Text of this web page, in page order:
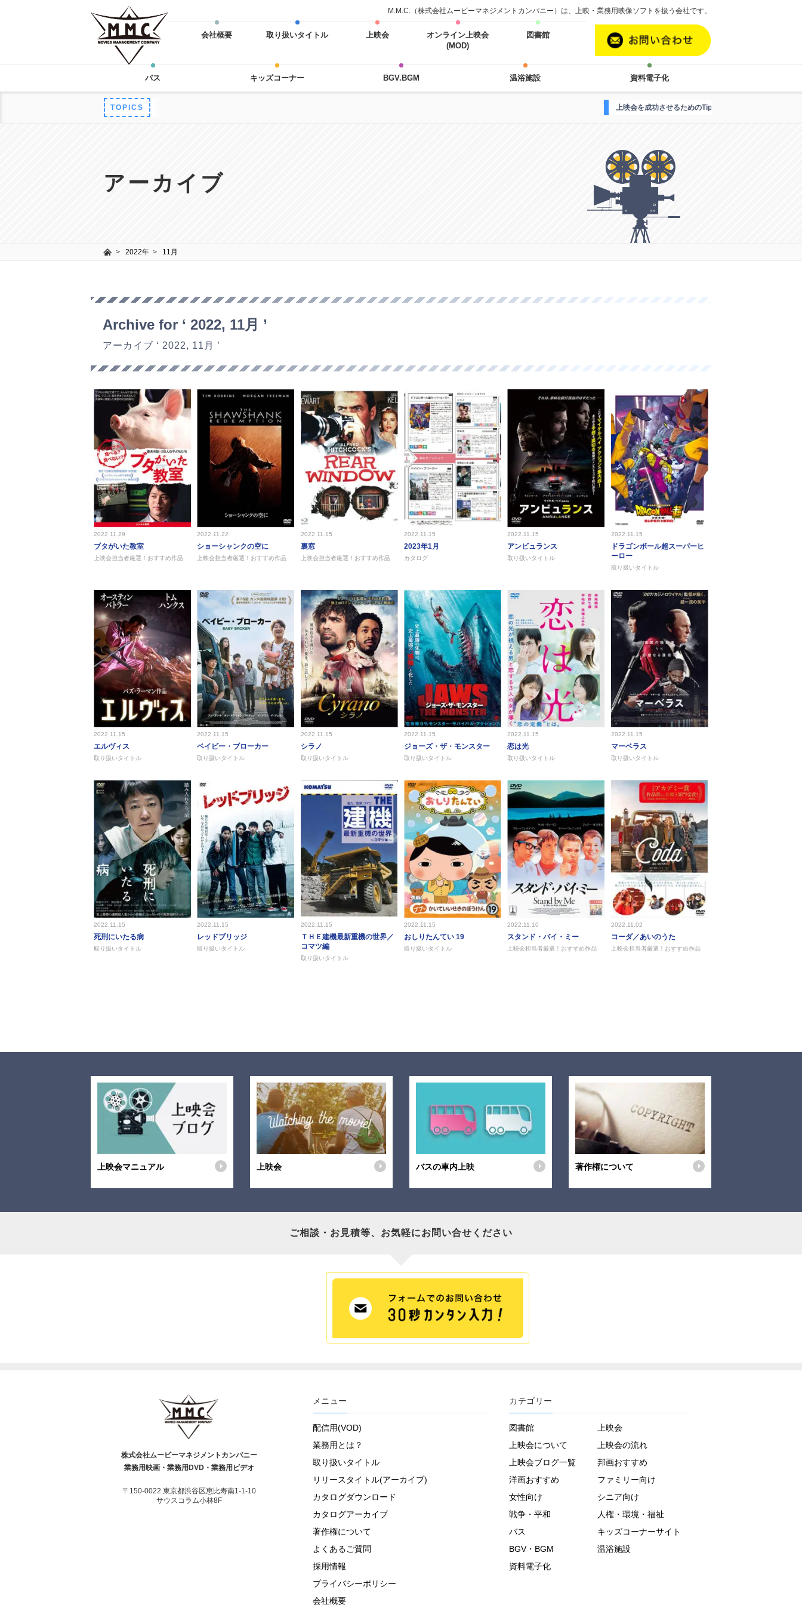
M.M.C.（株式会社ムービーマネジメントカンパニー）は、上映・業務用映像ソフトを扱う会社です。
会社概要 取り扱いタイトル 上映会
オンライン上映会
(MOD)
図書館
バス キッズコーナー BGV.BGM 温浴施設 資料電子化
TOPICS 上映会を成功させるためのTipsはこちら
アーカイブ
2022年 11月
Archive for ‘ 2022, 11月 ’
アーカイブ ‘ 2022, 11月 ’
2022.11.29
ブタがいた教室
上映会担当者厳選！おすすめ作品
2022.11.22
ショーシャンクの空に
上映会担当者厳選！おすすめ作品
2022.11.15
裏窓
上映会担当者厳選！おすすめ作品
2022.11.15
2023年1月
カタログ
2022.11.15
アンビュランス
取り扱いタイトル
2022.11.15
ドラゴンボール超スーパーヒ
ーロー
取り扱いタイトル
2022.11.15
エルヴィス
取り扱いタイトル
2022.11.15
ベイビー・ブローカー
取り扱いタイトル
2022.11.15
シラノ
取り扱いタイトル
2022.11.15
ジョーズ・ザ・モンスター
取り扱いタイトル
2022.11.15
恋は光
取り扱いタイトル
2022.11.15
マーベラス
取り扱いタイトル
2022.11.15
死刑にいたる病
取り扱いタイトル
2022.11.15
レッドブリッジ
取り扱いタイトル
2022.11.15
ＴＨＥ建機最新重機の世界／
コマツ編
取り扱いタイトル
2022.11.15
おしりたんてい 19
取り扱いタイトル
2022.11.10
スタンド・バイ・ミー
上映会担当者厳選！おすすめ作品
2022.11.02
コーダ／あいのうた
上映会担当者厳選！おすすめ作品
上映会マニュアル 上映会 バスの車内上映 著作権について
ご相談・お見積等、 お気軽にお問い合せください
株式会社ムービーマネジメントカンパニー
業務用映画・業務用DVD・業務用ビデオ
〒150-0022 東京都渋谷区恵比寿南1-1-10
サウスコラム小林8F
メニュー
配信用(VOD)
業務用とは？
取り扱いタイトル
リリースタイトル(アーカイブ)
カタログダウンロード
カタログアーカイブ
著作権について
よくあるご質問
採用情報
プライバシーポリシー
会社概要
カテゴリー
図書館
上映会
上映会について
上映会の流れ
上映会ブログ一覧
邦画おすすめ
洋画おすすめ
ファミリー向け
女性向け
シニア向け
戦争・平和
人権・環境・福祉
バス
キッズコーナーサイト
BGV・BGM
温浴施設
資料電子化